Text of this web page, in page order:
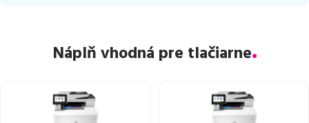
Náplň vhodná pre tlačiarne